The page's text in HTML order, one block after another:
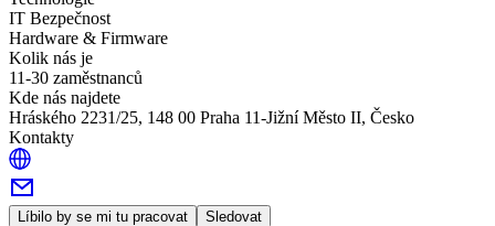
IT Bezpečnost
Hardware & Firmware
Kolik nás je
11-30 zaměstnanců
Kde nás najdete
Hráského 2231/25, 148 00 Praha 11-Jižní Město II, Česko
Kontakty
Líbilo by se mi tu pracovat Sledovat